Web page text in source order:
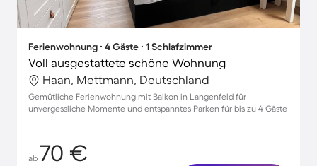
Ferienwohnung ∙ 4 Gäste ∙ 1 Schlafzimmer
Voll ausgestattete schöne Wohnung
Haan, Mettmann, Deutschland
Gemütliche Ferienwohnung mit Balkon in Langenfeld für
unvergessliche Momente und entspanntes Parken für bis zu 4 Gäste
ab 70 €